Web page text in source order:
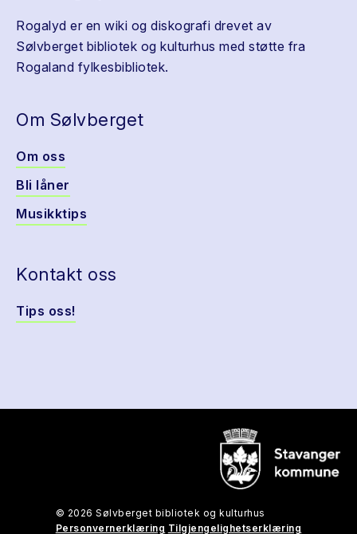
Rogalyd er en wiki og diskografi drevet av
Sølvberget bibliotek og kulturhus med støtte fra
Rogaland fylkesbibliotek.
Om Sølvberget
Om oss
Bli låner
Musikktips
Kontakt oss
Tips oss!
© 2026 Sølvberget bibliotek og kulturhus
Personvernerklæring Tilgjengelighetserklæring